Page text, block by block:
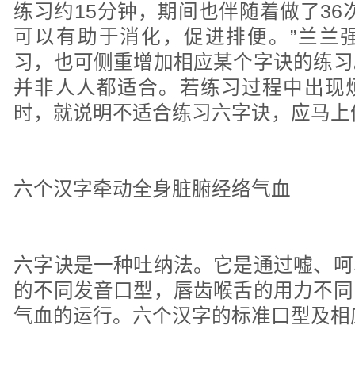
练习约15分钟，期间也伴随着做了36
可以有助于消化，促进排便。”兰兰
习，也可侧重增加相应某个字诀的练
并非人人都适合。若练习过程中出现
时，就说明不适合练习六字诀，应马
六个汉字牵动全身脏腑经络气血
六字诀是一种吐纳法。它是通过嘘、
的不同发音口型，唇齿喉舌的用力不
气血的运行。六个汉字的标准口型及